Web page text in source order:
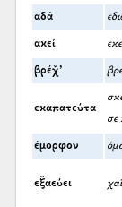
αδά
ακεί
βρέχ̌’
εκαπατεύτα
σε
έμορφον
εξ̌αεύει